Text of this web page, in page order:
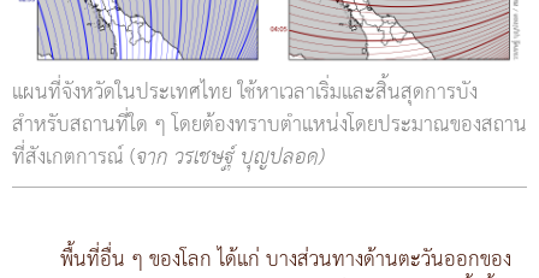
แผนที่จังหวัดในประเทศไทย ใช้หาเวลาเริ่มและสิ้นสุดการบัง
สำหรับสถานที่ใด ๆ โดยต้องทราบตำแหน่งโดยประมาณของสถาน
ที่สังเกตการณ์ (จาก วรเชษฐ์ บุญปลอด)
พื้นที่อื่น ๆ ของโลก ได้แก่ บางส่วนทางด้านตะวันออกของ